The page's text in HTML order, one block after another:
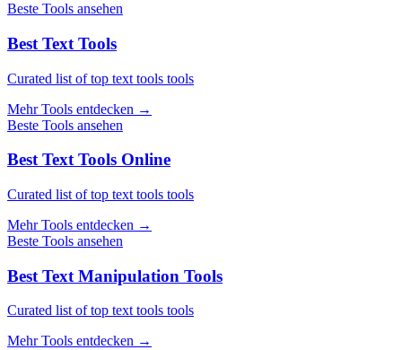
Beste Tools ansehen
Best Text Tools
Curated list of top text tools tools
Mehr Tools entdecken →
Beste Tools ansehen
Best Text Tools Online
Curated list of top text tools tools
Mehr Tools entdecken →
Beste Tools ansehen
Best Text Manipulation Tools
Curated list of top text tools tools
Mehr Tools entdecken →